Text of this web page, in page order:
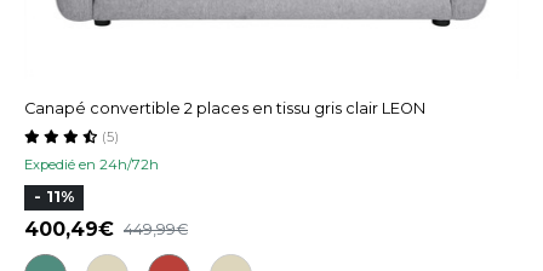
Canapé convertible 2 places en tissu gris clair LEON
Expedié en 24h/72h
(5)
- 11%
400,49 449,99